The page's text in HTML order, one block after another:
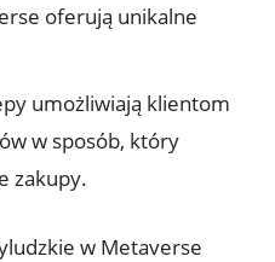
oferują unikalne
umożliwiają klientom
w sposób, który
zakupy.
w Metaverse